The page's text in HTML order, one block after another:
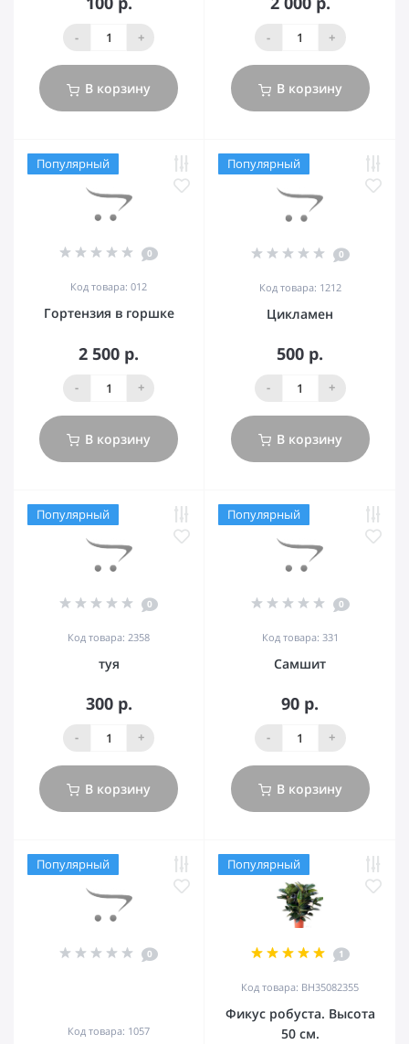
- +
В корзину
- +
В корзину
Популярный
0
Код товара: 012
Гортензия в горшке
2 500 р.
- +
В корзину
Популярный
0
Код товара: 1212
Цикламен
500 р.
- +
В корзину
Популярный
0
Код товара: 2358
туя
300 р.
- +
В корзину
Популярный
0
Код товара: 331
Самшит
90 р.
- +
В корзину
Популярный
0
Код товара: 1057
Популярный
1
Код товара: BH35082355
Фикус робуста. Высота
50 см.